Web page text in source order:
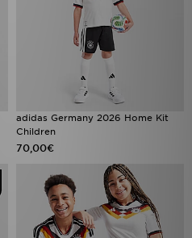
adidas Germany 2026 Home Kit
Children
70,00€